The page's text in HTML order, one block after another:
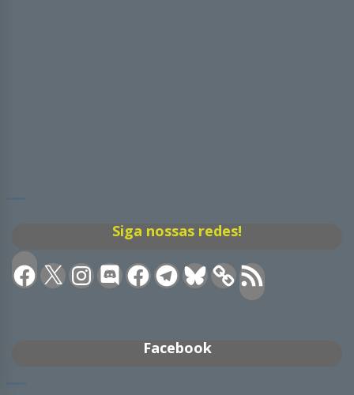
Siga nossas redes!
Facebook
X Instagram
DiscordFacebookTelegramBluesky Feed
RSS
Facebook